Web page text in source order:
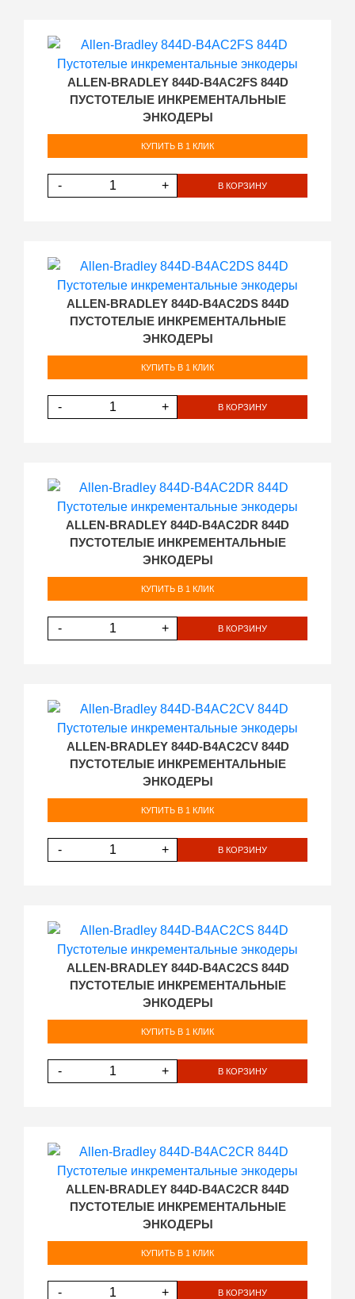
ALLEN-BRADLEY 844D-B4AC2FS 844D
ПУСТОТЕЛЫЕ ИНКРЕМЕНТАЛЬНЫЕ
ЭНКОДЕРЫ
КУПИТЬ В 1 КЛИК
- + В КОРЗИНУ
ALLEN-BRADLEY 844D-B4AC2DS 844D
ПУСТОТЕЛЫЕ ИНКРЕМЕНТАЛЬНЫЕ
ЭНКОДЕРЫ
КУПИТЬ В 1 КЛИК
- + В КОРЗИНУ
ALLEN-BRADLEY 844D-B4AC2DR 844D
ПУСТОТЕЛЫЕ ИНКРЕМЕНТАЛЬНЫЕ
ЭНКОДЕРЫ
КУПИТЬ В 1 КЛИК
- + В КОРЗИНУ
ALLEN-BRADLEY 844D-B4AC2CV 844D
ПУСТОТЕЛЫЕ ИНКРЕМЕНТАЛЬНЫЕ
ЭНКОДЕРЫ
КУПИТЬ В 1 КЛИК
- + В КОРЗИНУ
ALLEN-BRADLEY 844D-B4AC2CS 844D
ПУСТОТЕЛЫЕ ИНКРЕМЕНТАЛЬНЫЕ
ЭНКОДЕРЫ
КУПИТЬ В 1 КЛИК
- + В КОРЗИНУ
ALLEN-BRADLEY 844D-B4AC2CR 844D
ПУСТОТЕЛЫЕ ИНКРЕМЕНТАЛЬНЫЕ
ЭНКОДЕРЫ
КУПИТЬ В 1 КЛИК
- + В КОРЗИНУ